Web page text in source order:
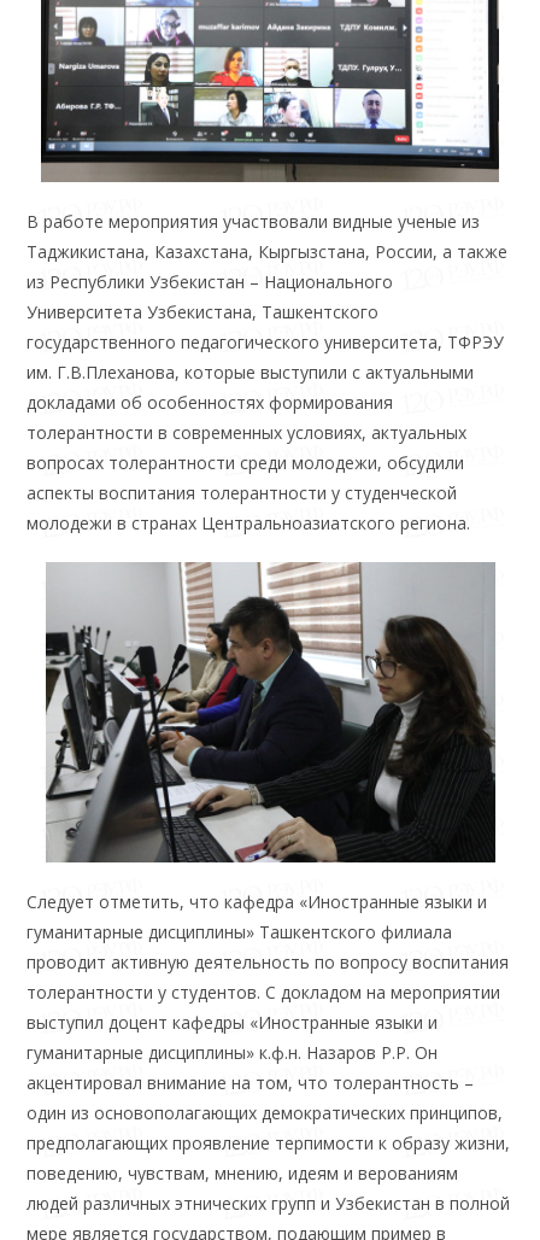
В работе мероприятия участвовали видные ученые из
Таджикистана, Казахстана, Кыргызстана, России, а также
из Республики Узбекистан – Национального
Университета Узбекистана, Ташкентского
государственного педагогического университета, ТФРЭУ
им. Г.В.Плеханова, которые выступили с актуальными
докладами об особенностях формирования
толерантности в современных условиях, актуальных
вопросах толерантности среди молодежи, обсудили
аспекты воспитания толерантности у студенческой
молодежи в странах Центральноазиатского региона.
Следует отметить, что кафедра «Иностранные языки и
гуманитарные дисциплины» Ташкентского филиала
проводит активную деятельность по вопросу воспитания
толерантности у студентов. С докладом на мероприятии
выступил доцент кафедры «Иностранные языки и
гуманитарные дисциплины» к.ф.н. Назаров Р.Р. Он
акцентировал внимание на том, что толерантность –
один из основополагающих демократических принципов,
предполагающих проявление терпимости к образу жизни,
поведению, чувствам, мнению, идеям и верованиям
людей различных этнических групп и Узбекистан в полной
мере является государством, подающим пример в